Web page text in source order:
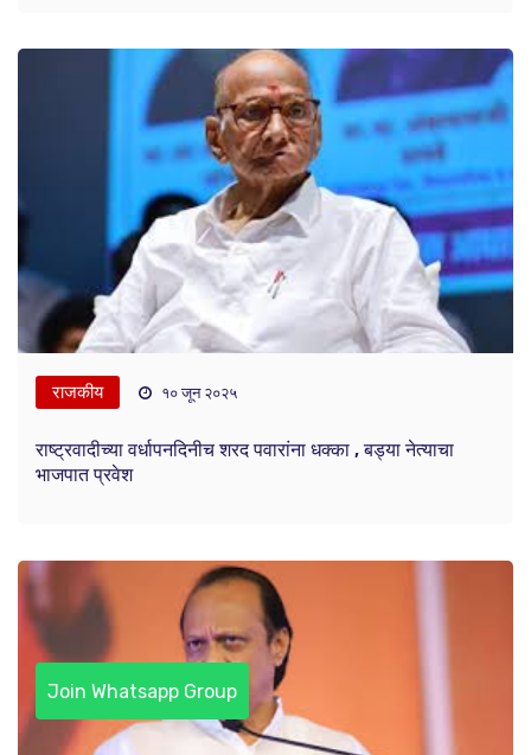
राजकीय १० जून २०२५
राष्ट्रवादीच्या वर्धापनदिनीच शरद पवारांना धक्का , बड्या नेत्याचा
भाजपात प्रवेश
Join Whatsapp Group